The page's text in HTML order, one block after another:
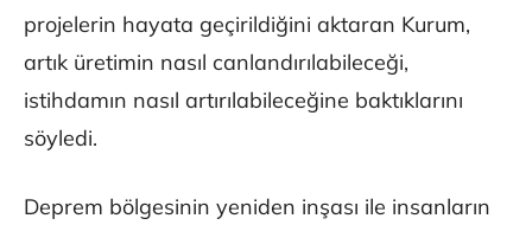
projelerin hayata geçirildiğini aktaran Kurum,
artık üretimin nasıl canlandırılabileceği,
istihdamın nasıl artırılabileceğine baktıklarını
söyledi.
Deprem bölgesinin yeniden inşası ile insanların